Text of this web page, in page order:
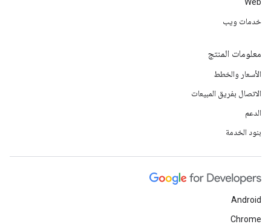
خدمات ويب
معلومات المنتج
الأسعار والخطط
الاتصال بفريق المبيعات
الدعم
بنود الخدمة
Android
Chrome